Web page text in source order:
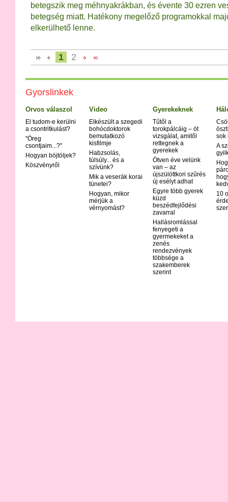
betegszik meg méhnyakrákban, és évente 30 ezren
betegség miatt. Hatékony megelőző programokkal
elkerülhető lenne.
1 2
Gyorslinkek
Orvos válaszol
El tudom-e kerülni
a csontritkulást?
"Öreg
csontjaim...?"
Hogyan böjtöljek?
Köszvényről
Video
Elkészült a szegedi
bohócdoktorok
bemutatkozó
kisfilmje
Habzsolás,
túlsúly... és a
szívünk?
Mik a veserák korai
tünetei?
Hogyan, mikor
mérjük a
vérnyomást?
Gyerekeknek
Tűtől a
torokpálcáig – öt
vizsgálat, amitől
rettegnek a
gyerekek
Ötven éve velünk
van – az
újszülöttkori szűrés
új esélyt adhat
Egyre több gyerek
küzd
beszédfejlődési
zavarral
Hallásromlással
fenyegeti a
gyermekeket a
zenés
rendezvények
többsége a
szakemberek
szerint
sok
A
10